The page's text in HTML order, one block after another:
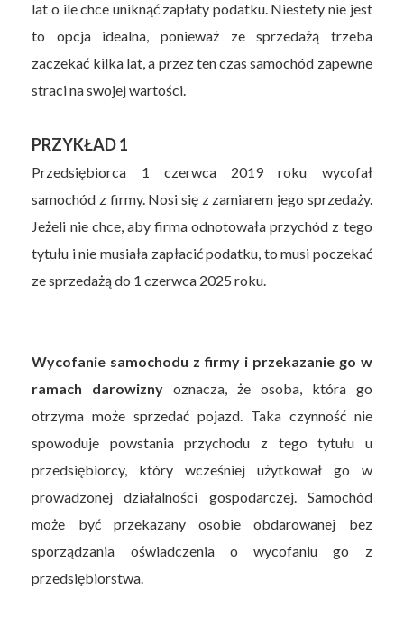
lat o ile chce uniknąć zapłaty podatku. Niestety nie jest
to opcja idealna, ponieważ ze sprzedażą trzeba
zaczekać kilka lat, a przez ten czas samochód zapewne
straci na swojej wartości.
PRZYKŁAD 1
Przedsiębiorca 1 czerwca 2019 roku wycofał
samochód z firmy. Nosi się z zamiarem jego sprzedaży.
Jeżeli nie chce, aby firma odnotowała przychód z tego
tytułu i nie musiała zapłacić podatku, to musi poczekać
ze sprzedażą do 1 czerwca 2025 roku.
Wycofanie samochodu z firmy i przekazanie go w
ramach darowizny oznacza, że osoba, która go
otrzyma może sprzedać pojazd. Taka czynność nie
spowoduje powstania przychodu z tego tytułu u
przedsiębiorcy, który wcześniej użytkował go w
prowadzonej działalności gospodarczej. Samochód
może być przekazany osobie obdarowanej bez
sporządzania oświadczenia o wycofaniu go z
przedsiębiorstwa.